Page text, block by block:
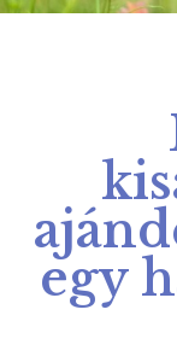
egy